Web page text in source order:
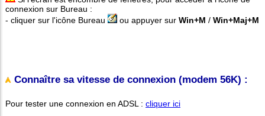
connexion sur Bureau :
- cliquer sur l'icône Bureau
ou appuyer sur Win+M / Win+Maj+M
Connaître sa vitesse de connexion (modem 56K) :
Pour tester une connexion en ADSL : cliquer ici